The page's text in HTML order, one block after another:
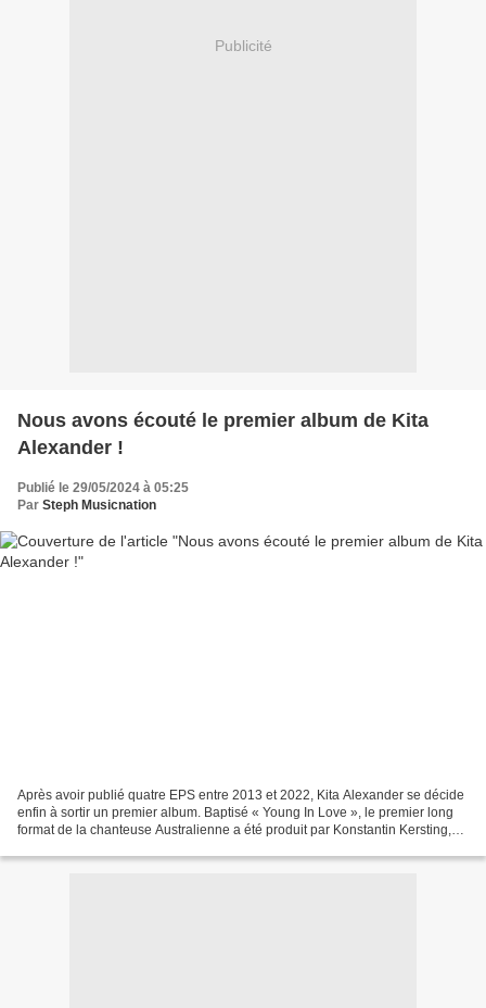
Publicité
Nous avons écouté le premier album de Kita
Alexander !
Publié le 29/05/2024 à 05:25
Par Steph Musicnation
Après avoir publié quatre EPS entre 2013 et 2022, Kita Alexander se décide
enfin à sortir un premier album. Baptisé « Young In Love », le premier long
format de la chanteuse Australienne a été produit par Konstantin Kersting,